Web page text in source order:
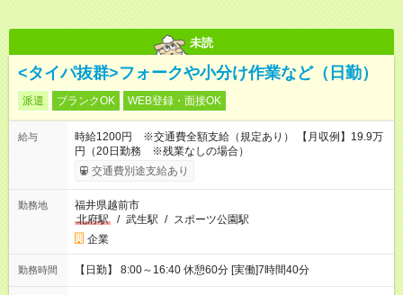
未読
<タイパ抜群>フォークや小分け作業など（日勤）
派遣 ブランクOK WEB登録・面接OK
給与
時給1200円 ※交通費全額支給（規定あり） 【月収例】19.9万
円（20日勤務 ※残業なしの場合）
交通費別途支給あり
勤務地
福井県越前市
北府駅
/ 武生駅 / スポーツ公園駅
企業
勤務時間 【日勤】 8:00～16:40 休憩60分 [実働]7時間40分